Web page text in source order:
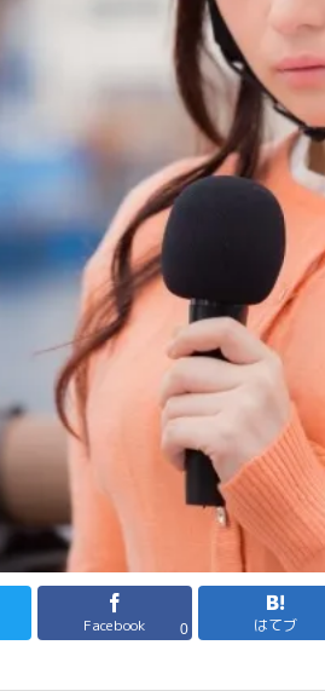
Facebook 0 はてブ